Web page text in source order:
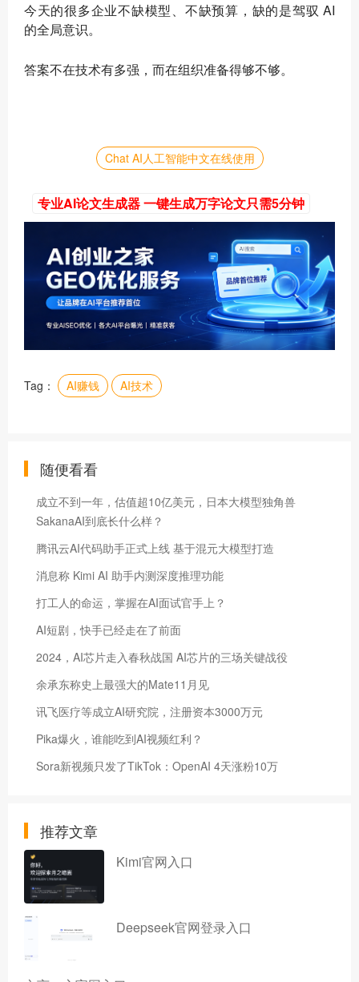
今天的很多企业不缺模型、不缺预算，缺的是驾驭 AI
的全局意识。
答案不在技术有多强，而在组织准备得够不够。
Chat AI人工智能中文在线使用
专业AI论文生成器 一键生成万字论文只需5分钟
Tag： AI赚钱 AI技术
随便看看
成立不到一年，估值超10亿美元，日本大模型独角兽
SakanaAI到底长什么样？
腾讯云AI代码助手正式上线 基于混元大模型打造
消息称 Kimi AI 助手内测深度推理功能
打工人的命运，掌握在AI面试官手上？
AI短剧，快手已经走在了前面
2024，AI芯片走入春秋战国 AI芯片的三场关键战役
余承东称史上最强大的Mate11月见
讯飞医疗等成立AI研究院，注册资本3000万元
Pika爆火，谁能吃到AI视频红利？
Sora新视频只发了TikTok：OpenAI 4天涨粉10万
推荐文章
Kimi官网入口
Deepseek官网登录入口